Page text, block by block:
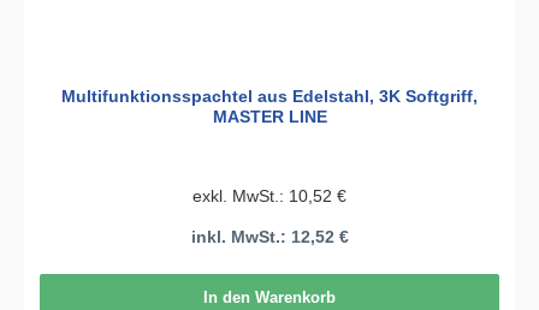
Multifunktionsspachtel aus Edelstahl, 3K Softgriff,
MASTER LINE
exkl. MwSt.: 10,52 €
inkl. MwSt.: 12,52 €
In den Warenkorb